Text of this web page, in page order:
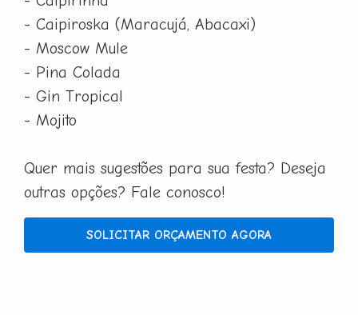
- Caipiroska (Maracujá, Abacaxi)
- Moscow Mule
- Pina Colada
- Gin Tropical
- Mojito
Quer mais sugestões para sua festa? Deseja
outras opções? Fale conosco!
SOLICITAR ORÇAMENTO AGORA